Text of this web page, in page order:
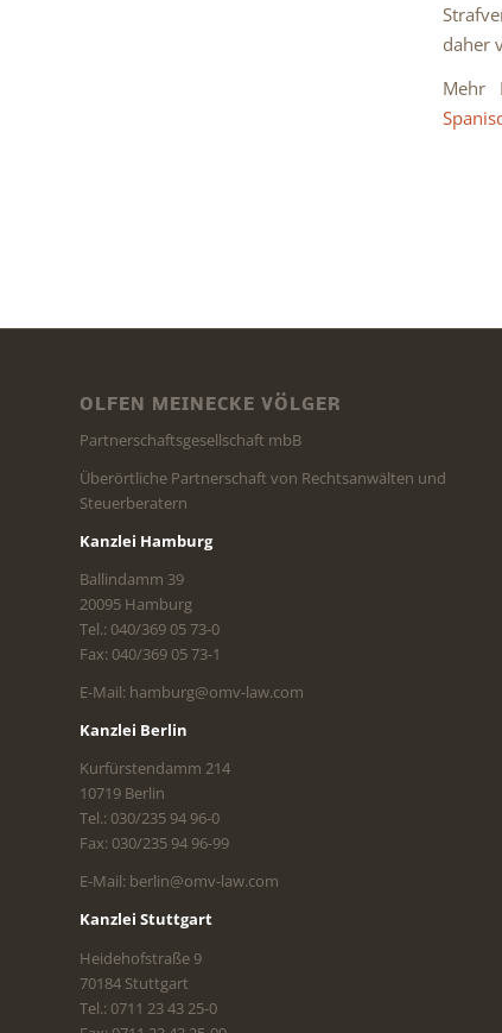
daher
Mehr
OLFEN MEINECKE VÖLGER
Partnerschaftsgesellschaft mbB
Überörtliche Partnerschaft von Rechtsanwälten und
Steuerberatern
Kanzlei Hamburg
Ballindamm 39
20095 Hamburg
Tel.: 040/369 05 73-0
Fax: 040/369 05 73-1
E-Mail: hamburg@omv-law.com
Kanzlei Berlin
Kurfürstendamm 214
10719 Berlin
Tel.: 030/235 94 96-0
Fax: 030/235 94 96-99
E-Mail: berlin@omv-law.com
Kanzlei Stuttgart
Heidehofstraße 9
70184 Stuttgart
Tel.: 0711 23 43 25-0